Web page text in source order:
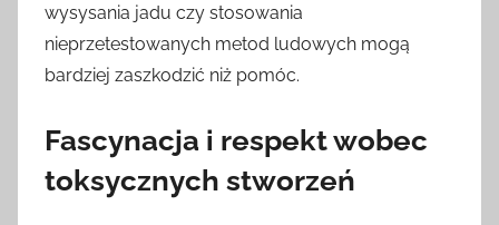
wysysania jadu czy stosowania
nieprzetestowanych metod ludowych mogą
bardziej zaszkodzić niż pomóc.
Fascynacja i respekt wobec
toksycznych stworzeń